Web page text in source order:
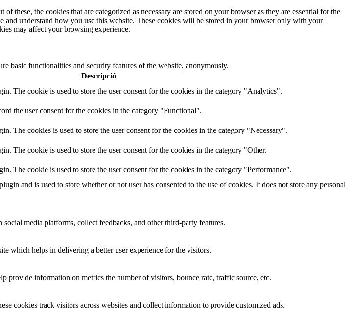
the cookies that are categorized as necessary are stored on your browser as they are essential for the
understand how you use this website. These cookies will be stored in your browser only with your
may affect your browsing experience.
basic functionalities and security features of the website, anonymously.
Descripció
The cookie is used to store the user consent for the cookies in the category "Analytics".
the user consent for the cookies in the category "Functional".
The cookies is used to store the user consent for the cookies in the category "Necessary".
The cookie is used to store the user consent for the cookies in the category "Other.
The cookie is used to store the user consent for the cookies in the category "Performance".
and is used to store whether or not user has consented to the use of cookies. It does not store any personal
media platforms, collect feedbacks, and other third-party features.
which helps in delivering a better user experience for the visitors.
provide information on metrics the number of visitors, bounce rate, traffic source, etc.
cookies track visitors across websites and collect information to provide customized ads.